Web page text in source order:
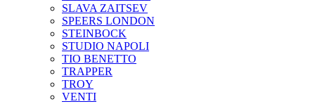
SLAVA ZAITSEV
SPEERS LONDON
STEINBOCK
STUDIO NAPOLI
TIO BENETTO
TRAPPER
TROY
VENTI